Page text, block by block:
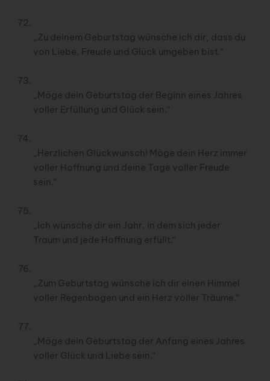
„Zu deinem Geburtstag wünsche ich dir, dass du
von Liebe, Freude und Glück umgeben bist.“
„Möge dein Geburtstag der Beginn eines Jahres
voller Erfüllung und Glück sein.“
„Herzlichen Glückwunsch! Möge dein Herz immer
voller Hoffnung und deine Tage voller Freude
sein.“
„Ich wünsche dir ein Jahr, in dem sich jeder
Traum und jede Hoffnung erfüllt.“
„Zum Geburtstag wünsche ich dir einen Himmel
voller Regenbogen und ein Herz voller Träume.“
„Möge dein Geburtstag der Anfang eines Jahres
voller Glück und Liebe sein.“